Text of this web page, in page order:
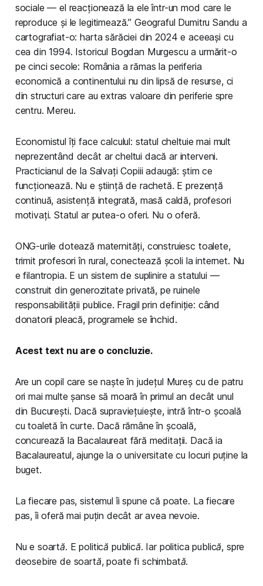
sociale — el reacționează la ele într-un mod care le
reproduce și le legitimează.” Geograful Dumitru Sandu a
cartografiat-o: harta sărăciei din 2024 e aceeași cu
cea din 1994. Istoricul Bogdan Murgescu a urmărit-o
pe cinci secole: România a rămas la periferia
economică a continentului nu din lipsă de resurse, ci
din structuri care au extras valoare din periferie spre
centru. Mereu.
Economistul îți face calculul: statul cheltuie mai mult
neprezentând decât ar cheltui dacă ar interveni.
Practicianul de la Salvați Copiii adaugă: știm ce
funcționează. Nu e știință de rachetă. E prezență
continuă, asistență integrată, masă caldă, profesori
motivați. Statul ar putea-o oferi. Nu o oferă.
ONG-urile dotează maternități, construiesc toalete,
trimit profesori în rural, conectează școli la internet. Nu
e filantropia. E un sistem de suplinire a statului —
construit din generozitate privată, pe ruinele
responsabilității publice. Fragil prin definiție: când
donatorii pleacă, programele se închid.
Acest text nu are o concluzie.
Are un copil care se naște în județul Mureș cu de patru
ori mai multe șanse să moară în primul an decât unul
din București. Dacă supraviețuiește, intră într-o școală
cu toaletă în curte. Dacă rămâne în școală,
concurează la Bacalaureat fără meditații. Dacă ia
Bacalaureatul, ajunge la o universitate cu locuri puține la
buget.
La fiecare pas, sistemul îi spune că poate. La fiecare
pas, îi oferă mai puțin decât ar avea nevoie.
Nu e soartă. E politică publică. Iar politica publică, spre
deosebire de soartă, poate fi schimbată.